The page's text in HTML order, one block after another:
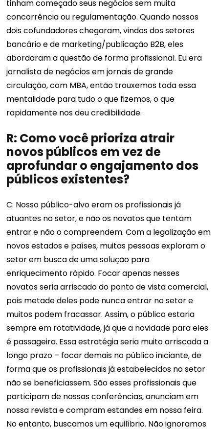
tinham começado seus negócios sem muita
concorrência ou regulamentação. Quando nossos
dois cofundadores chegaram, vindos dos setores
bancário e de marketing/publicação B2B, eles
abordaram a questão de forma profissional. Eu era
jornalista de negócios em jornais de grande
circulação, com MBA, então trouxemos toda essa
mentalidade para tudo o que fizemos, o que
rapidamente nos deu credibilidade.
R: Como você prioriza atrair
novos públicos em vez de
aprofundar o engajamento dos
públicos existentes?
C: Nosso público-alvo eram os profissionais já
atuantes no setor, e não os novatos que tentam
entrar e não o compreendem. Com a legalização em
novos estados e países, muitas pessoas exploram o
setor em busca de uma solução para
enriquecimento rápido. Focar apenas nesses
novatos seria arriscado do ponto de vista comercial,
pois metade deles pode nunca entrar no setor e
muitos podem fracassar. Assim, o público estaria
sempre em rotatividade, já que a novidade para eles
é passageira. Essa estratégia seria muito arriscada a
longo prazo – focar demais no público iniciante, de
forma que os profissionais já estabelecidos no setor
não se beneficiassem. São esses profissionais que
participam de nossas conferências, anunciam em
nossa revista e compram estandes em nossa feira.
No entanto, buscamos um equilíbrio. Não ignoramos